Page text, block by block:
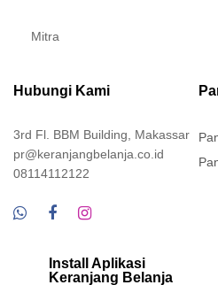
Mitra
Hubungi Kami
3rd Fl. BBM Building, Makassar
pr@keranjangbelanja.co.id
08114112122
Install Aplikasi
Keranjang Belanja